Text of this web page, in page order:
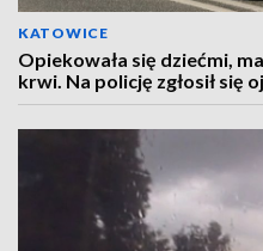
KATOWICE
Opiekowała się dziećmi,
krwi. Na policję zgłosił się